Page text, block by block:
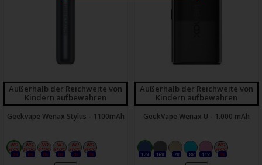
Außerhalb der Reichweite von
Kindern aufbewahren
Geekvape Wenax Stylus - 1100mAh
0x 0x 0x 0x 0x 0x
Außerhalb der Reichweite von
Kindern aufbewahren
GeekVape Wenax U - 1.000 mAh
12x 16x 7x 8x 11x 0x